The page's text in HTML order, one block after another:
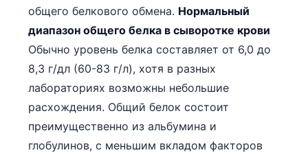
общего белкового обмена. Нормальный
диапазон общего белка в сыворотке крови
Обычно уровень белка составляет от 6,0 до
8,3 г/дл (60-83 г/л), хотя в разных
лабораториях возможны небольшие
расхождения. Общий белок состоит
преимущественно из альбумина и
глобулинов, с меньшим вкладом факторов